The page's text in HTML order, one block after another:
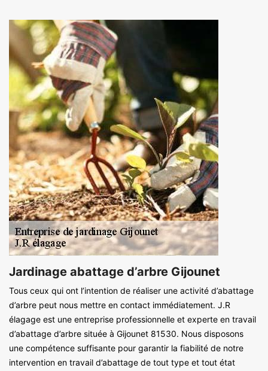
Jardinage abattage d’arbre Gijounet
Tous ceux qui ont l’intention de réaliser une activité d’abattage
d’arbre peut nous mettre en contact immédiatement. J.R
élagage est une entreprise professionnelle et experte en travail
d’abattage d’arbre située à Gijounet 81530. Nous disposons
une compétence suffisante pour garantir la fiabilité de notre
intervention en travail d’abattage de tout type et tout état